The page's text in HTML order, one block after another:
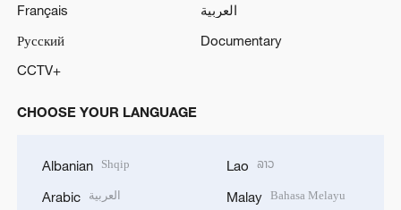
Français
العربية
Русский
Documentary
CCTV+
CHOOSE YOUR LANGUAGE
Albanian Shqip
Arabic العربية
Lao ລາວ
Malay Bahasa Melayu